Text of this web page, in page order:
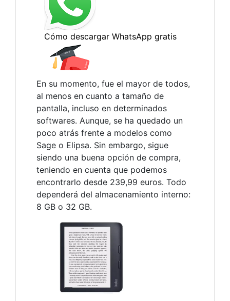
En su momento, fue el mayor de todos,
al menos en cuanto a tamaño de
pantalla, incluso en determinados
softwares. Aunque, se ha quedado un
poco atrás frente a modelos como
Sage o Elipsa. Sin embargo, sigue
siendo una buena opción de compra,
teniendo en cuenta que podemos
encontrarlo desde 239,99 euros. Todo
dependerá del almacenamiento interno:
8 GB o 32 GB.